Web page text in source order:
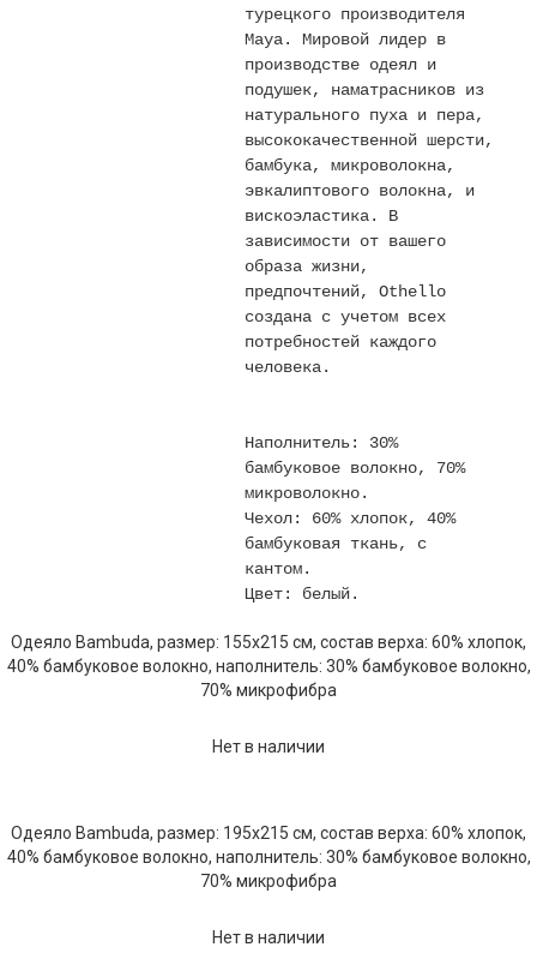
турецкого производителя
Maya. Мировой лидер в
производстве одеял и
подушек, наматрасников из
натурального пуха и пера,
высококачественной шерсти,
бамбука, микроволокна,
эвкалиптового волокна, и
вискоэластика. В
зависимости от вашего
образа жизни,
предпочтений, Othello
создана с учетом всех
потребностей каждого
человека.
Наполнитель: 30%
бамбуковое волокно, 70%
микроволокно.
Чехол: 60% хлопок, 40%
бамбуковая ткань, с
кантом.
Цвет: белый.
Одеяло Bambuda, размер: 155х215 см, состав верха: 60% хлопок,
40% бамбуковое волокно, наполнитель: 30% бамбуковое волокно,
70% микрофибра
Нет в наличии
Одеяло Bambuda, размер: 195х215 см, состав верха: 60% хлопок,
40% бамбуковое волокно, наполнитель: 30% бамбуковое волокно,
70% микрофибра
Нет в наличии